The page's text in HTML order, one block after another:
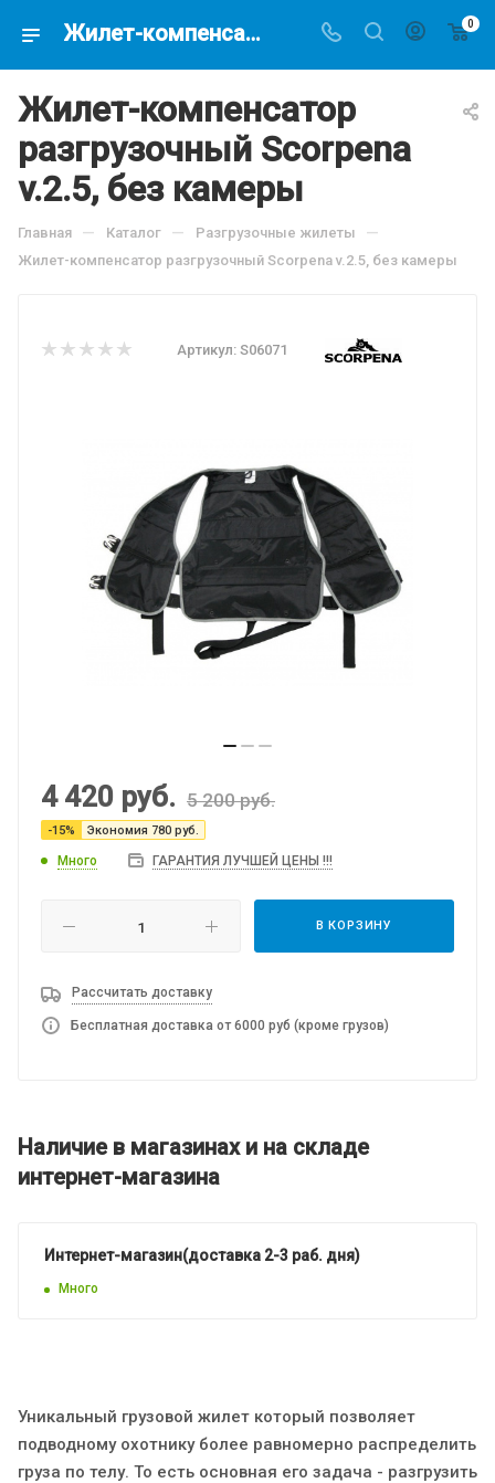
Жилет-компенсатор разгрузочный Scorpena v.2.5, без камеры, по цене 4420 руб, купить в интернет-магазине подводной охоты Водолаз.РФ в Москве. - 0
Жилет-компенсатор
разгрузочный Scorpena
v.2.5, без камеры
Главная — Каталог — Разгрузочные жилеты —
Жилет-компенсатор разгрузочный Scorpena v.2.5, без камеры
Артикул: S06071
4 420 руб. 5 200руб.
-15% Экономия 780 руб.
Много ГАРАНТИЯ ЛУЧШЕЙ ЦЕНЫ !!!
В КОРЗИНУ
Рассчитать доставку
Бесплатная доставка от 6000 руб (кроме грузов)
Наличие в магазинах и на складе
интернет-магазина
Интернет-магазин(доставка 2-3 раб. дня)
Много
Уникальный грузовой жилет который позволяет
подводному охотнику более равномерно распределить
груза по телу. То есть основная его задача - разгрузить